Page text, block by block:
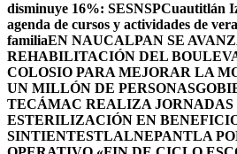
disminuye 16%: SESNSPCuautitlán
agenda de cursos y actividades de
familiaEN NAUCALPAN SE
REHABILITACIÓN DEL
COLOSIO PARA MEJORAR LA
UN MILLÓN DE PERSONAS
TECÁMAC REALIZA JORNADAS
ESTERILIZACIÓN EN
SINTIENTESTLALNEPANTLA